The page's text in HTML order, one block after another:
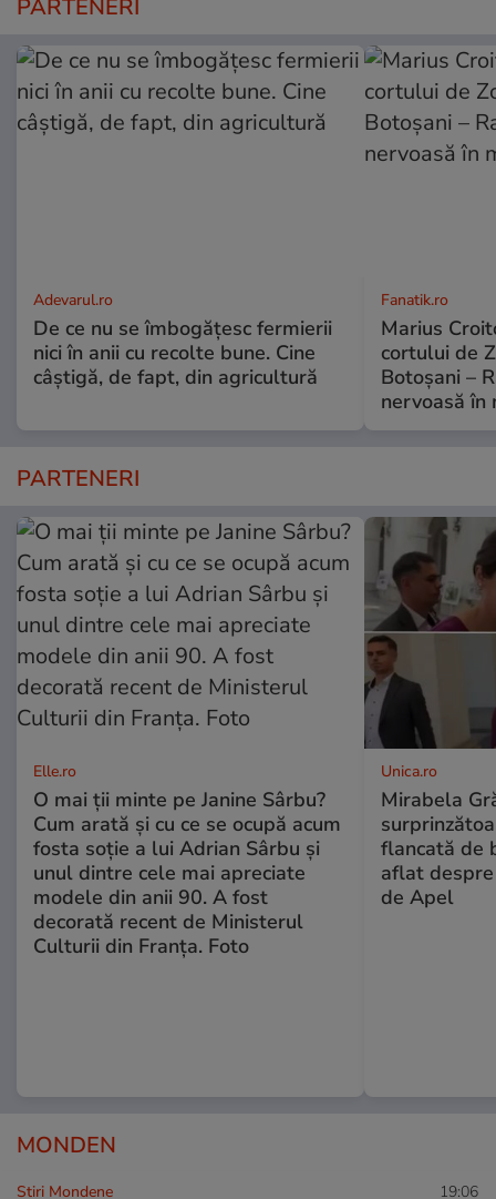
PARTENERI
Adevarul.ro
De ce nu se îmbogățesc fermierii
nici în anii cu recolte bune. Cine
câștigă, de fapt, din agricultură
Fanatik.ro
Marius
cortului de
Botoșani –
nervoasă în
PARTENERI
Elle.ro
O mai ții minte pe Janine Sârbu?
Cum arată și cu ce se ocupă acum
fosta soție a lui Adrian Sârbu și
unul dintre cele mai apreciate
modele din anii 90. A fost
decorată recent de Ministerul
Culturii din Franța. Foto
Unica.ro
Mirabela
flancată de
aflat
de Apel
MONDEN
Stiri Mondene 19:06